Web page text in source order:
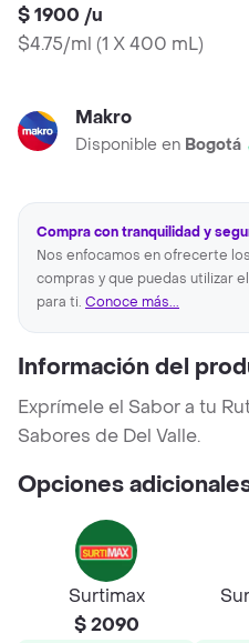
$ 1900 /u
$4.75/ml (1 X 400 mL)
Makro
Disponible en Bogotá
Compra con tranquilidad y
Nos enfocamos en ofrecerte
compras y que puedas utilizar
para ti. Conoce más...
Información del
Exprímele el Sabor a tu
Sabores de Del Valle.
Opciones
Surtimax
$ 2090